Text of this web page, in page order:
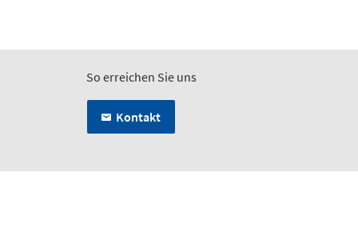
So erreichen Sie uns
Kontakt